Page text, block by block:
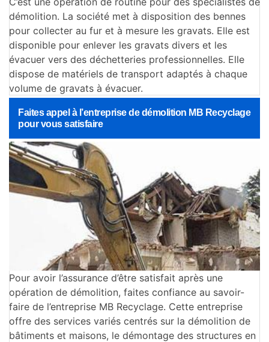
démolition. La société met à disposition des bennes
pour collecter au fur et à mesure les gravats. Elle est
disponible pour enlever les gravats divers et les
évacuer vers des déchetteries professionnelles. Elle
dispose de matériels de transport adaptés à chaque
volume de gravats à évacuer.
Faites appel à l’entreprise de démolition MB Recyclage
pour vous satisfaire
Pour avoir l’assurance d’être satisfait après une
opération de démolition, faites confiance au savoir-
faire de l’entreprise MB Recyclage. Cette entreprise
offre des services variés centrés sur la démolition de
bâtiments et maisons, le démontage des structures en